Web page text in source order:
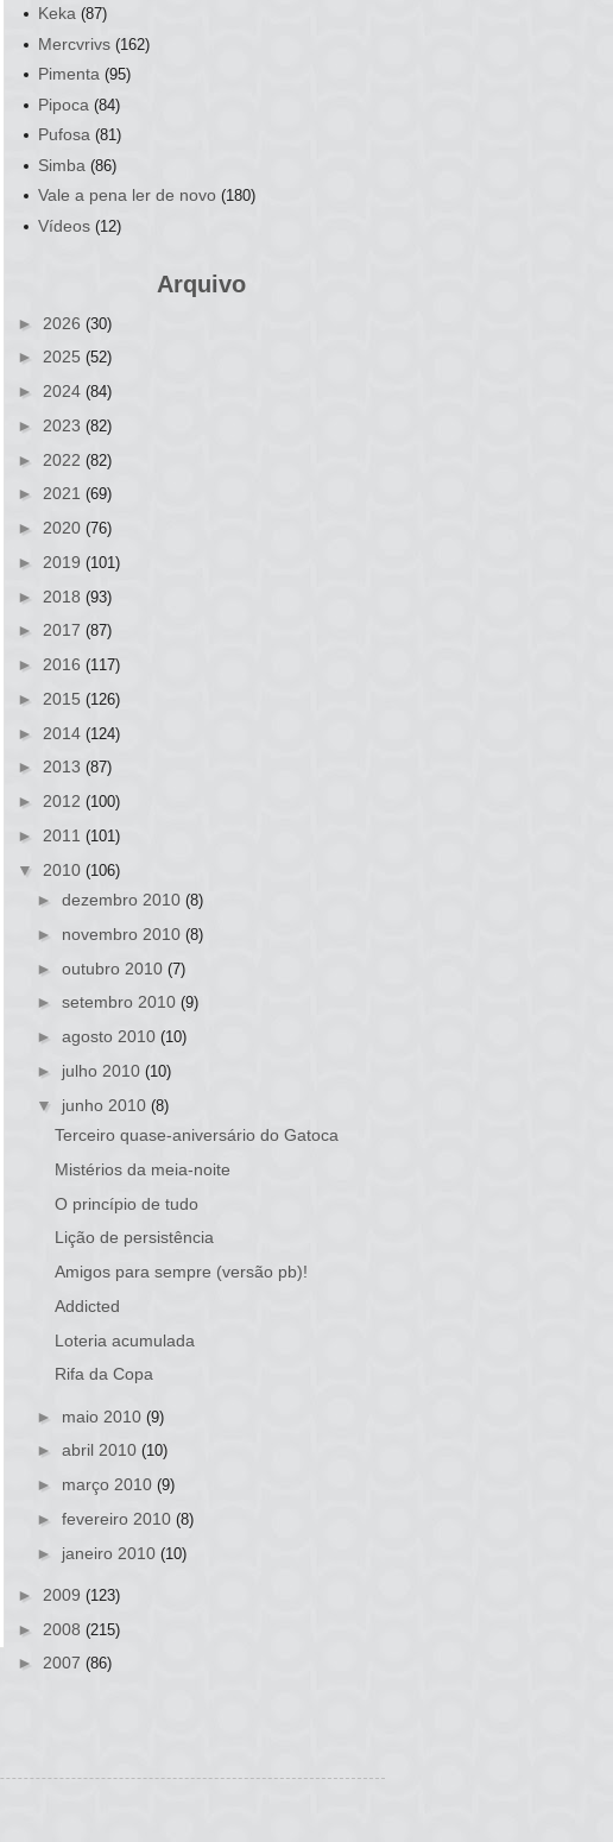
Keka (87)
Mercvrivs (162)
Pimenta (95)
Pipoca (84)
Pufosa (81)
Simba (86)
Vale a pena ler de novo (180)
Vídeos (12)
Arquivo
► 2026 (30)
► 2025 (52)
► 2024 (84)
► 2023 (82)
► 2022 (82)
► 2021 (69)
► 2020 (76)
► 2019 (101)
► 2018 (93)
► 2017 (87)
► 2016 (117)
► 2015 (126)
► 2014 (124)
► 2013 (87)
► 2012 (100)
► 2011 (101)
▼ 2010 (106)
► dezembro 2010 (8)
► novembro 2010 (8)
► outubro 2010 (7)
► setembro 2010 (9)
► agosto 2010 (10)
► julho 2010 (10)
▼ junho 2010 (8)
Terceiro quase-aniversário do Gatoca
Mistérios da meia-noite
O princípio de tudo
Lição de persistência
Amigos para sempre (versão pb)!
Addicted
Loteria acumulada
Rifa da Copa
► maio 2010 (9)
► abril 2010 (10)
► março 2010 (9)
► fevereiro 2010 (8)
► janeiro 2010 (10)
► 2009 (123)
► 2008 (215)
► 2007 (86)